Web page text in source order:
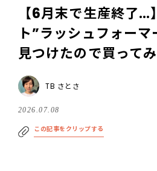
【6月末で生産終了…
ト”ラッシュフォー
見つけたので買って
TB さとさ
2026.07.08
この記事をクリップする